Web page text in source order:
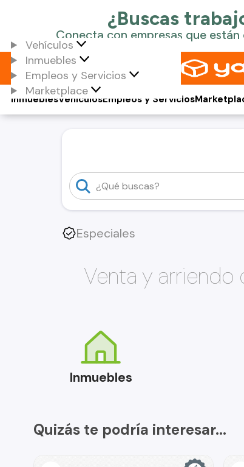
Vehículos
Inmuebles
Empleos y Servicios
Marketplace
Vehículos
Inmuebles Empleos y Servicios
Especiales
Venta y arriendo
Inmuebles
Quizás te podría interesar...